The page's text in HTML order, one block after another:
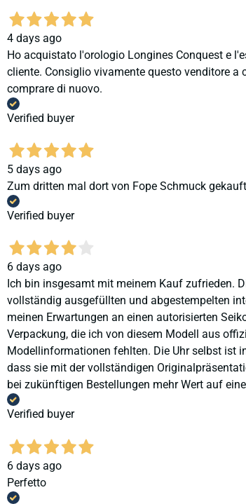
4 days ago
Ho acquistato l'orologio Longines Conquest e
cliente. Consiglio vivamente questo venditore
comprare di nuovo.
Verified buyer
5 days ago
Zum dritten mal dort von Fope Schmuck
Verified buyer
6 days ago
Ich bin insgesamt mit meinem Kauf zufrieden.
vollständig ausgefüllten und abgestempelten
meinen Erwartungen an einen autorisierten
Verpackung, die ich von diesem Modell aus
Modellinformationen fehlten. Die Uhr selbst ist
dass sie mit der vollständigen
bei zukünftigen Bestellungen mehr Wert auf
Verified buyer
6 days ago
Perfetto